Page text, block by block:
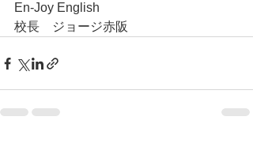
En-Joy English
校長　ジョージ赤阪